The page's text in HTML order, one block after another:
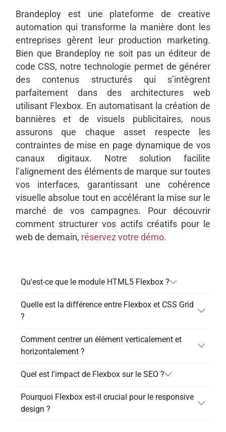
Brandeploy est une plateforme de creative
automation qui transforme la manière dont les
entreprises gèrent leur production marketing.
Bien que Brandeploy ne soit pas un éditeur de
code CSS, notre technologie permet de générer
des contenus structurés qui s’intègrent
parfaitement dans des architectures web
utilisant Flexbox. En automatisant la création de
bannières et de visuels publicitaires, nous
assurons que chaque asset respecte les
contraintes de mise en page dynamique de vos
canaux digitaux. Notre solution facilite
l’alignement des éléments de marque sur toutes
vos interfaces, garantissant une cohérence
visuelle absolue tout en accélérant la mise sur le
marché de vos campagnes. Pour découvrir
comment structurer vos actifs créatifs pour le
web de demain, réservez votre démo.
Qu'est-ce que le module HTML5 Flexbox ?
Quelle est la différence entre Flexbox et CSS Grid
?
Comment centrer un élément verticalement et
horizontalement ?
Quel est l'impact de Flexbox sur le SEO ?
Pourquoi Flexbox est-il crucial pour le responsive
design ?